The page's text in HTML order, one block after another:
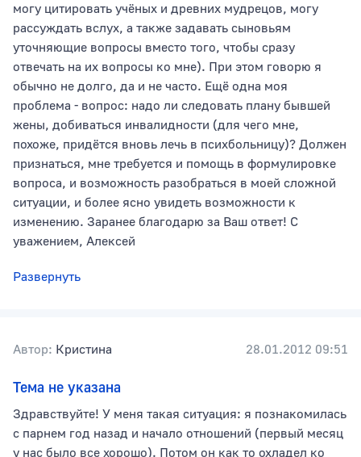
могу цитировать учёных и древних мудрецов, могу
рассуждать вслух, а также задавать сыновьям
уточняющие вопросы вместо того, чтобы сразу
отвечать на их вопросы ко мне). При этом говорю я
обычно не долго, да и не часто. Ещё одна моя
проблема - вопрос: надо ли следовать плану бывшей
жены, добиваться инвалидности (для чего мне,
похоже, придётся вновь лечь в психбольницу)? Должен
признаться, мне требуется и помощь в формулировке
вопроса, и возможность разобраться в моей сложной
ситуации, и более ясно увидеть возможности к
изменению. Заранее благодарю за Ваш ответ! С
уважением, Алексей
Развернуть
Автор: Кристина 28.01.2012 09:51
Тема не указана
Здравствуйте! У меня такая ситуация: я познакомилась
с парнем год назад и начало отношений (первый месяц
у нас было все хорошо). Потом он как то охладел ко